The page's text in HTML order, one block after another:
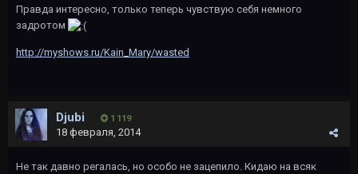
Правда интересно, только теперь чувствую себя немного
задротом
http://myshows.ru/Kain_Mary/wasted
Djubi 1 119
18 февраля, 2014
Не так давно регалась, но особо не зацепило. Кидаю на всяк